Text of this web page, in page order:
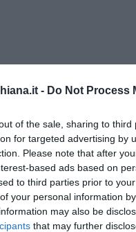
- Do Not Process
of the sale, sharing to
for targeted advertising by
Please note that after
based ads based on
to third parties prior to
your personal information
may also be
that may further
De Girolamo e Enrico
il 7 ottobre 2023